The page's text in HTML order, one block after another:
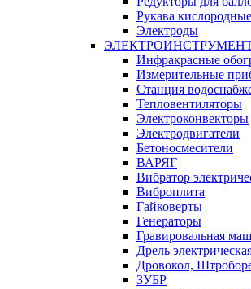
Рукава
Электроды
Инфракрасные
Измерительные
Станция
Тепловентиляторы
Электроконвекторы
Электродвигатели
Бетоносмесители
ВАРЯГ
Вибратор
Виброплита
Гайковерты
Генераторы
Гравировальная
Дрель
Дровокол,
ЗУБР